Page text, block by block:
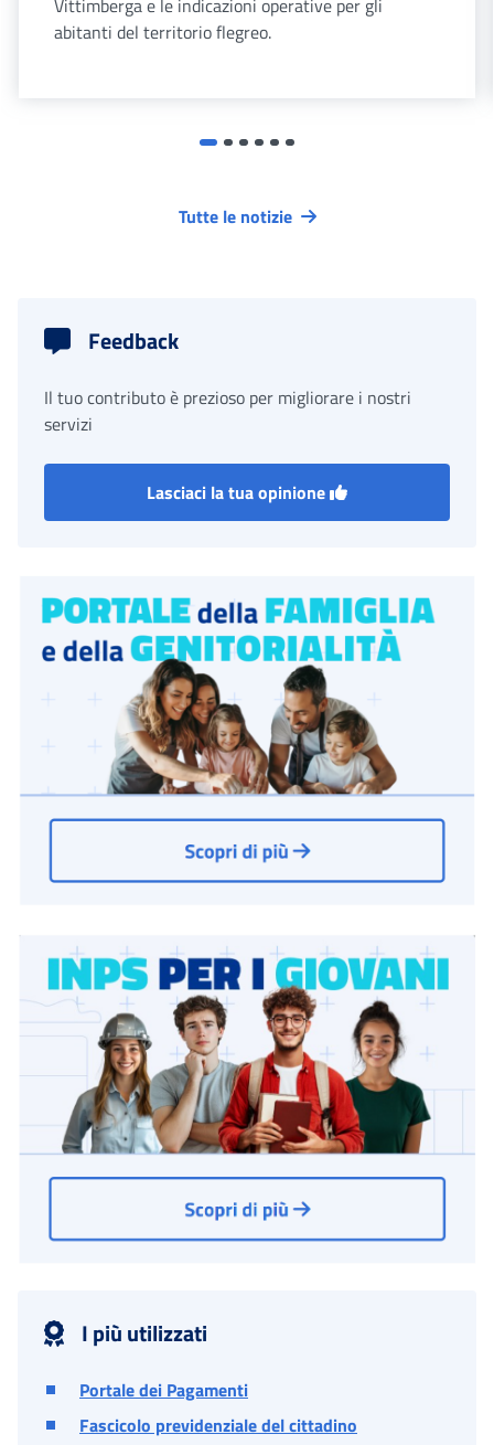
Vittimberga e le indicazioni operative per gli
abitanti del territorio flegreo.
Tutte le notizie
Feedback
Il tuo contributo è prezioso per migliorare i nostri
servizi
Lasciaci la tua opinione
I più utilizzati
Portale dei Pagamenti
Fascicolo previdenziale del cittadino